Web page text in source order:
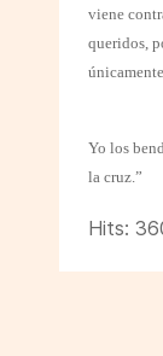
viene
queridos,
Yo los
la cruz.”
Hits: